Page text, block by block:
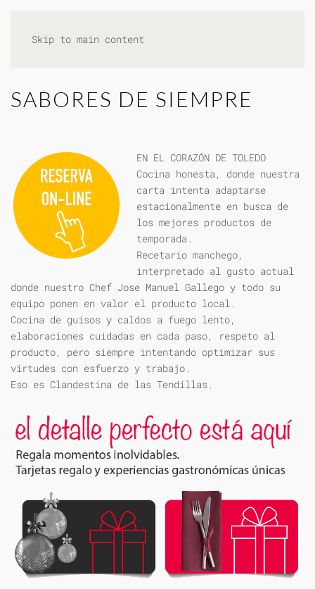
Skip to main content
SABORES DE SIEMPRE
EN EL CORAZÓN DE TOLEDO
Cocina honesta, donde nuestra
carta intenta adaptarse
estacionalmente en busca de
los mejores productos de
temporada.
Recetario manchego,
interpretado al gusto actual
donde nuestro Chef Jose Manuel Gallego y todo su
equipo ponen en valor el producto local.
Cocina de guisos y caldos a fuego lento,
elaboraciones cuidadas en cada paso, respeto al
producto, pero siempre intentando optimizar sus
virtudes con esfuerzo y trabajo.
Eso es Clandestina de las Tendillas.